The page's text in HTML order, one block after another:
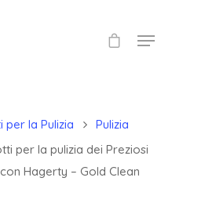
per la Pulizia
Pulizia
per la pulizia dei Preziosi
Hagerty – Gold Clean